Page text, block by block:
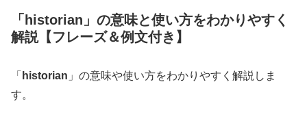
「historian」の意味と使い方をわかりやすく
解説【フレーズ＆例文付き】
「 historian 」の意味や使い方をわかりやすく解説しま
す。